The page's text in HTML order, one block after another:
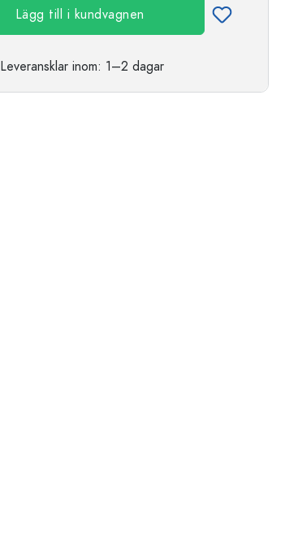
Lägg till i kundvagnen
Leveransklar inom: 1–2 dagar